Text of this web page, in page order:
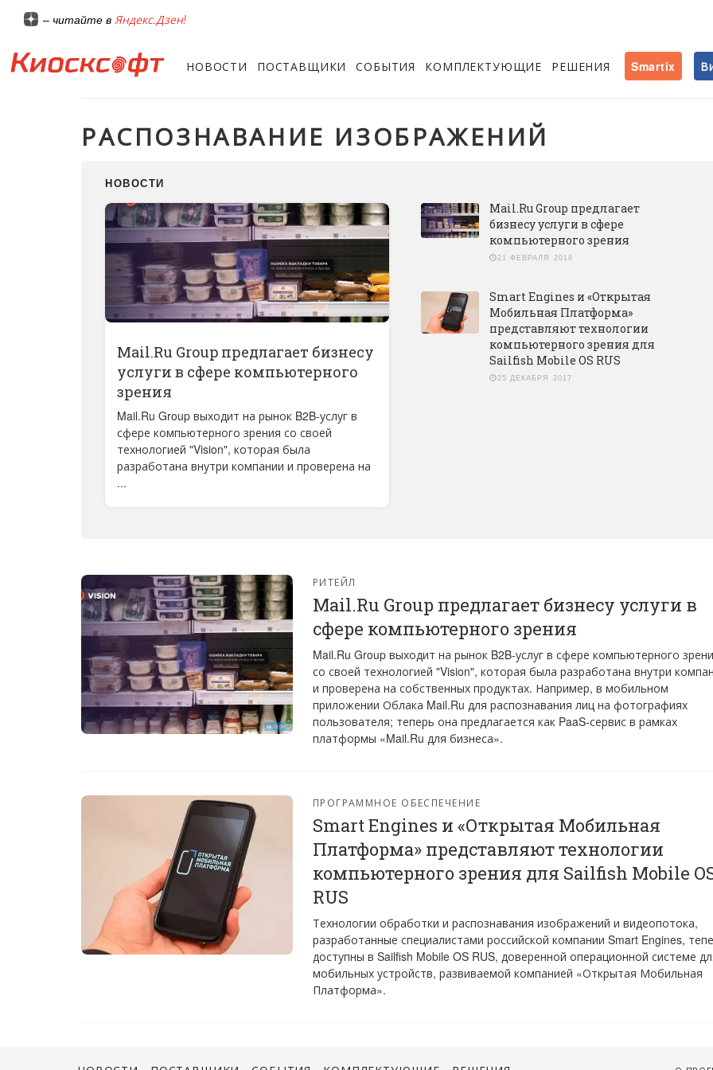
– читайте в Яндекс.Дзен!
НОВОСТИ ПОСТАВЩИКИ СОБЫТИЯ КОМПЛЕКТУЮЩИЕ РЕШЕНИЯ Smartix
РАСПОЗНАВАНИЕ ИЗОБРАЖЕНИЙ
НОВОСТИ
Mail.Ru Group предлагает бизнесу
услуги в сфере компьютерного
зрения
Mail.Ru Group выходит на рынок B2B-услуг в
сфере компьютерного зрения со своей
технологией "Vision", которая была
разработана внутри компании и проверена на
...
Mail.Ru Group предлагает
бизнесу услуги в сфере
компьютерного зрения
21 ФЕВРАЛЯ 2018
​Smart Engines и «Открытая
Мобильная Платформа»
представляют технологии
компьютерного зрения для
Sailfish Mobile OS RUS
25 ДЕКАБРЯ 2017
РИТЕЙЛ
Mail.Ru Group предлагает бизнесу услуги в
сфере компьютерного зрения
Mail.Ru Group выходит на рынок B2B-услуг в сфере компьютерного
со своей технологией "Vision", которая была разработана внутри
и проверена на собственных продуктах. Например, в мобильном
приложении Облака Mail.Ru для распознавания лиц на фотографиях
пользователя; теперь она предлагается как PaaS-сервис в рамках
платформы «Mail.Ru для бизнеса».
ПРОГРАММНОЕ ОБЕСПЕЧЕНИЕ
​Smart Engines и «Открытая Мобильная
Платформа» представляют технологии
компьютерного зрения для Sailfish Mobile
RUS
Технологии обработки и распознавания изображений и видеопотока,
разработанные специалистами российской компании Smart Engines,
доступны в Sailfish Mobile OS RUS, доверенной операционной системе
мобильных устройств, развиваемой компанией «Открытая Мобильная
Платформа».